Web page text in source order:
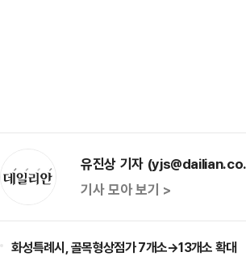
유진상 기자
기사 모아 보기 >
화성특례시, 골목형상점가 7개소→13개소 확대